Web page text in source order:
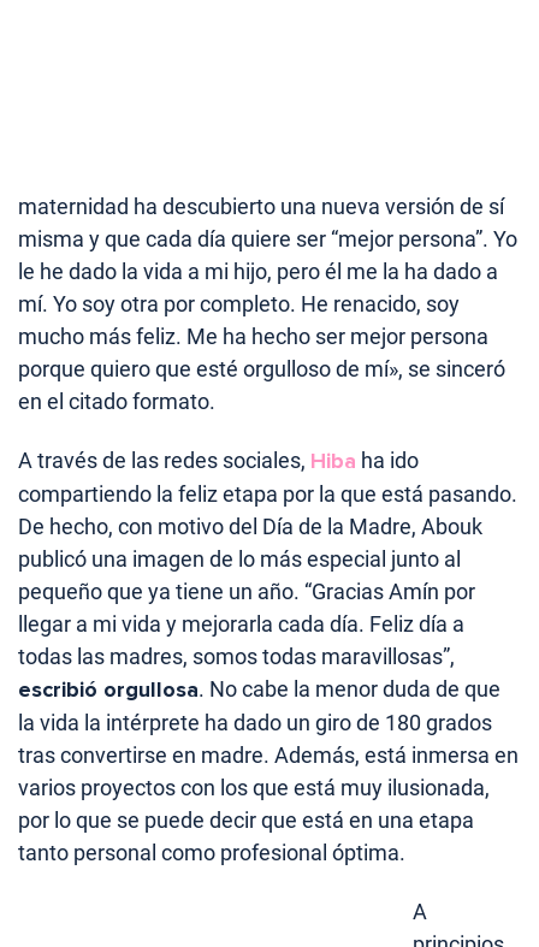
maternidad ha descubierto una nueva versión de sí
misma y que cada día quiere ser “mejor persona”. Yo
le he dado la vida a mi hijo, pero él me la ha dado a
mí. Yo soy otra por completo. He renacido, soy
mucho más feliz. Me ha hecho ser mejor persona
porque quiero que esté orgulloso de mí», se sinceró
en el citado formato.
A través de las redes sociales, Hiba ha ido
compartiendo la feliz etapa por la que está pasando.
De hecho, con motivo del Día de la Madre, Abouk
publicó una imagen de lo más especial junto al
pequeño que ya tiene un año. “Gracias Amín por
llegar a mi vida y mejorarla cada día. Feliz día a
todas las madres, somos todas maravillosas”,
escribió orgullosa. No cabe la menor duda de que
la vida la intérprete ha dado un giro de 180 grados
tras convertirse en madre. Además, está inmersa en
varios proyectos con los que está muy ilusionada,
por lo que se puede decir que está en una etapa
tanto personal como profesional óptima.
A